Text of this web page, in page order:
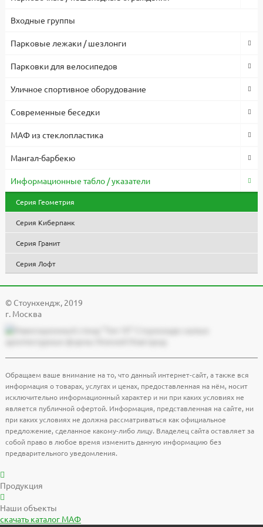
Входные группы
Парковые лежаки / шезлонги
Парковки для велосипедов
Уличное спортивное оборудование
Современные беседки
МАФ из стеклопластика
Мангал-барбекю
Информационные табло / указатели
Серия Геометрия
Серия Киберпанк
Серия Гранит
Серия Лофт
© Cтоунхендж, 2019
г. Москва
Обращаем ваше внимание на то, что данный интернет-сайт, а также вся
информация о товарах, услугах и ценах, предоставленная на нём, носит
исключительно информационный характер и ни при каких условиях не
является публичной офертой. Информация, представленная на сайте, ни
при каких условиях не должна рассматриваться как официальное
предложение, сделанное какому-либо лицу. Владелец сайта оставляет за
собой право в любое время изменить данную информацию без
предварительного уведомления.
Продукция
Наши объекты
скачать каталог МАФ